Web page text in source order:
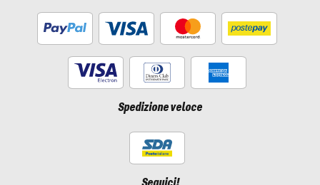
Spedizione veloce